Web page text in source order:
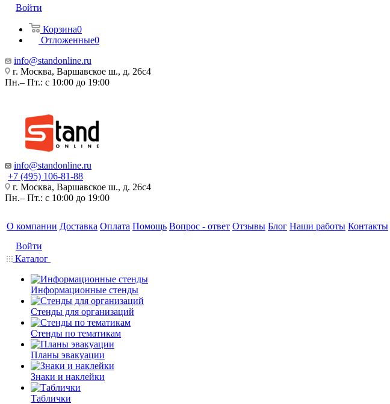
Войти
Корзина0
Отложенные0
info@standonline.ru
г. Москва, Варшавское ш., д. 26с4
Пн.– Пт.: с 10:00 до 19:00
info@standonline.ru
+7 (495) 106-81-88
г. Москва, Варшавское ш., д. 26с4
Пн.– Пт.: с 10:00 до 19:00
О компании Доставка Оплата Помощь Вопрос - ответ Отзывы Блог Наши работы Контакты
Войти
Каталог
Информационные стенды
Стенды для организаций
Стенды по тематикам
Планы эвакуации
Знаки и наклейки
Таблички